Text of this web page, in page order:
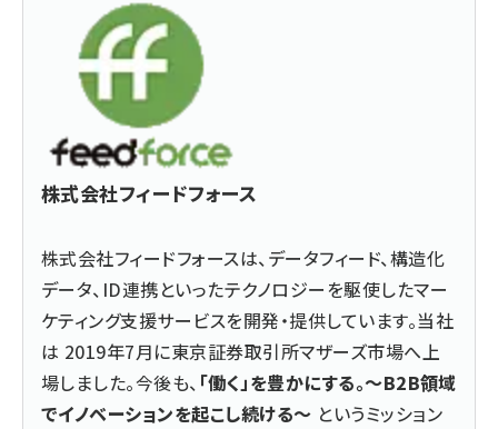
株式会社フィードフォース
株式会社フィードフォースは、データフィード、構造化
データ、ID連携といったテクノロジーを駆使したマー
ケティング支援サービスを開発・提供しています。当社
は 2019年7月に東京証券取引所マザーズ市場へ上
場しました。今後も、 「働く」を豊かにする。～B2B領域
でイノベーションを起こし続ける～ というミッション